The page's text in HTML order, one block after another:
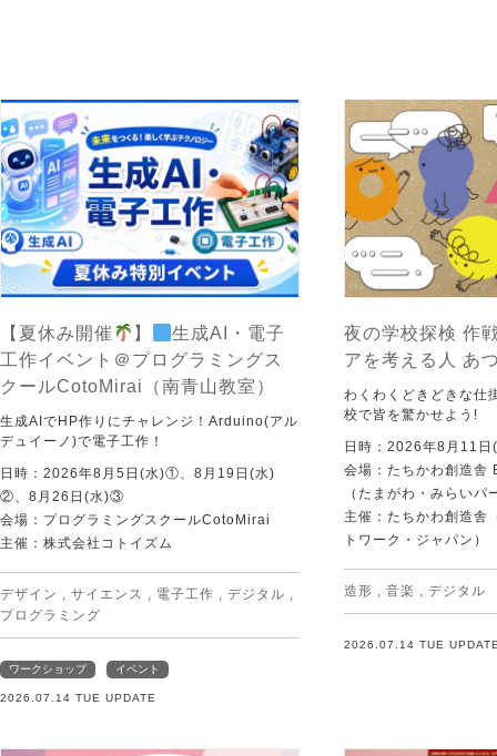
【夏休み開催 】
生成AI・電子
工作イベント＠プログラミングス
クールCotoMirai（南青山教室）
生成AIでHP作りにチャレンジ！Arduino(アル
デュイーノ)で電子工作！
日時：2026年8月5日(水)①、8月19日(水)
②、8月26日(水)③
会場：プログラミングスクールCotoMirai
主催：株式会社コトイズム
デザイン , サイエンス , 電子工作 , デジタル ,
プログラミング
ワークショップ イベント
2026.07.14 TUE UPDATE
夜の学校探検 作
アを考える人 あ
わくわくどきどきな仕
校で皆を驚かせよう!
日時：2026年8月11日
会場：たちかわ創造舎
（たまがわ・みらいパ
主催：たちかわ創造舎
トワーク・ジャパン）
造形 , 音楽 , デジタル
2026.07.14 TUE